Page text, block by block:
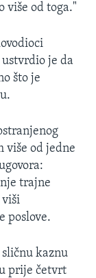
više od toga."
je da
što je
više od jedne
trajne
viši
poslove.
sličnu kaznu
prije četvrt